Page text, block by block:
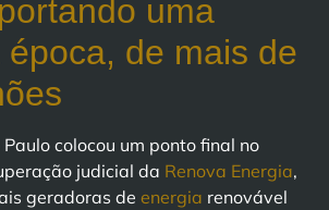
uma
de mais de
colocou um ponto final no
judicial da Renova Energia,
geradoras de energia renovável